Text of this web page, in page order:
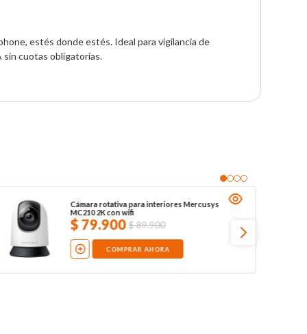
estés donde estés. Ideal para vigilancia de
sin cuotas obligatorias.
Cámara rotativa para interiores Mercusys
MC210 2K con wifi
$79.900 $89.900
COMPRAR AHORA